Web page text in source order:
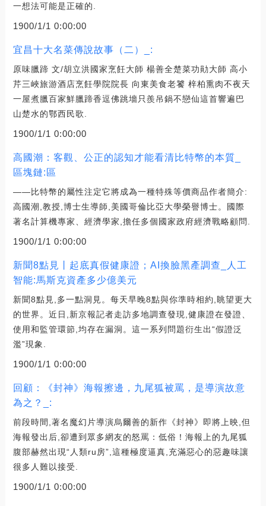
一想法可能是正確的.
1900/1/1 0:00:00
宜昌十大名菜傳說故事（二）_:
原味臘蹄 文/胡立洪國家烹飪大師 楊善全楚菜功勛大師 高小
芹三峽旅游酒店烹飪學院院長 向東美食老饕 梓柏熏肉不夜天
一屋煮臘百家鮮臘蹄香逗佛跳墻只羨吊鍋不戀仙這首響遍巴
山楚水的鄂西民歌.
1900/1/1 0:00:00
高國潮：客觀、公正的認知才能看清比特幣的本質_
區塊鏈:區
——比特幣的屬性注定它將成為一種特殊等價商品作者簡介:
高國潮,教授,博士生導師,美國哥倫比亞大學榮譽博士。國際
著名計算機專家、經濟學家,擔任多個國家政府經濟戰略顧問.
1900/1/1 0:00:00
新聞8點見丨起底真假健康證；AI換臉黑產調查_人工
智能:馬斯克資產多少億美元
新聞8點見,多一點洞見。每天早晚8點與你準時相約,眺望更大
的世界。近日,新京報記者走訪多地調查發現,健康證在發證、
使用和監管環節,均存在漏洞。這一系列問題衍生出“假證泛
濫”現象.
1900/1/1 0:00:00
回顧：《封神》海報擦邊，九尾狐被罵，是導演故意
為之？_:
前段時間,著名魔幻片導演烏爾善的新作《封神》即將上映,但
海報發出后,卻遭到眾多網友的怒罵：低俗！海報上的九尾狐
腹部赫然出現“人類ru房”,這種極度逼真,充滿惡心的惡趣味讓
很多人難以接受.
1900/1/1 0:00:00